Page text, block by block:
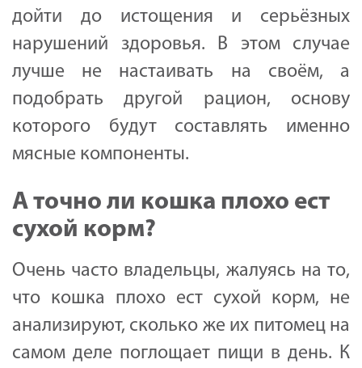
дойти до истощения и серьёзных
нарушений здоровья. В этом случае
лучше не настаивать на своём, а
подобрать другой рацион, основу
которого будут составлять именно
мясные компоненты.
А точно ли кошка плохо ест
сухой корм?
Очень часто владельцы, жалуясь на то,
что кошка плохо ест сухой корм, не
анализируют, сколько же их питомец на
самом деле поглощает пищи в день. К